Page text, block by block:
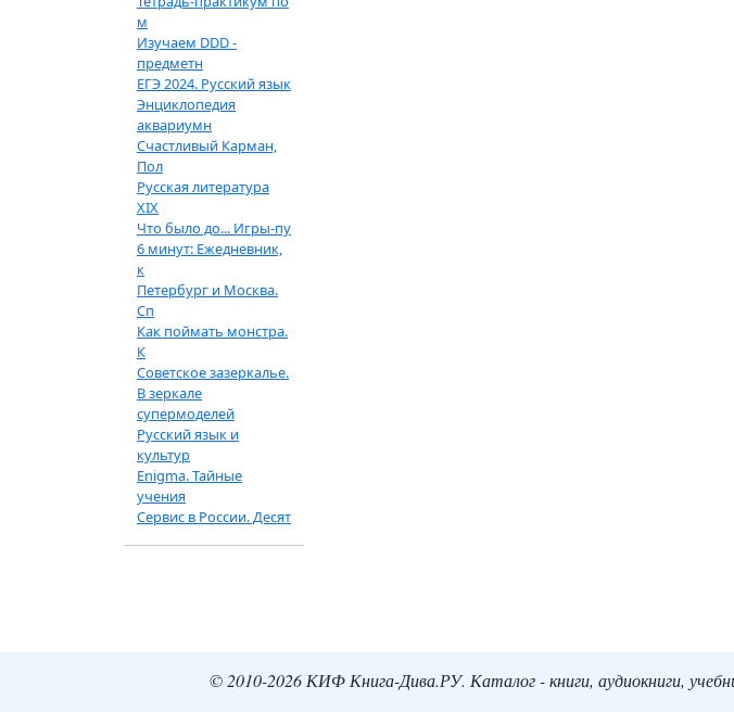
м
Изучаем DDD -
предметн
ЕГЭ 2024. Русский язык
Энциклопедия
аквариумн
Счастливый Карман,
Пол
Русская литература
XIX
Что было до... Игры-пу
6 минут: Ежедневник,
к
Петербург и Москва.
Сп
Как поймать монстра.
К
Советское зазеркалье.
В зеркале
супермоделей
Русский язык и
культур
Enigma. Тайные
учения
Сервис в России. Десят
© 2010-2026 КИФ Книга-Дива.РУ. Каталог - книги, аудиокниги,